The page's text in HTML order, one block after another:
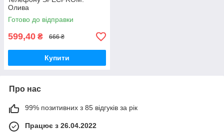
Олива
Готово до відправки
599,40 ₴ 666 ₴
Купити
Про нас
99% позитивних з 85 відгуків за рік
Працює з 26.04.2022